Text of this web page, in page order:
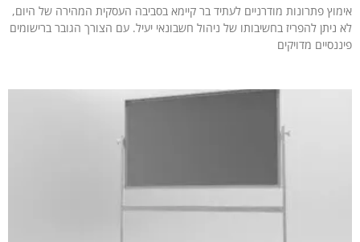
אימוץ פתרונות מודרניים לעתיד בר קיימא בסביבה העסקית המהירה של היום,
לא ניתן להפריז בחשיבותו של ניהול חשבונאי יעיל. עם הצורך הגובר ברישומים
פיננסיים מדויקים